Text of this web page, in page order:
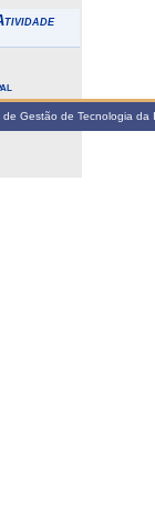
de Gestão de Tecnologia